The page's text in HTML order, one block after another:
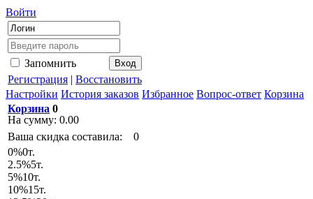
Войти
Запомнить
Регистрация | Восстановить
Настройки История заказов Избранное Вопрос-ответ Корзина
Корзина 0
На сумму: 0.00
Ваша скидка составила:
0
0%0т.
2.5%5т.
5%10т.
10%15т.